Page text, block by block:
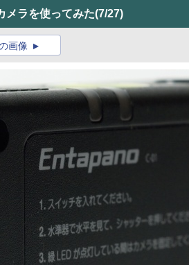
メラを使ってみた(7/27)
画像